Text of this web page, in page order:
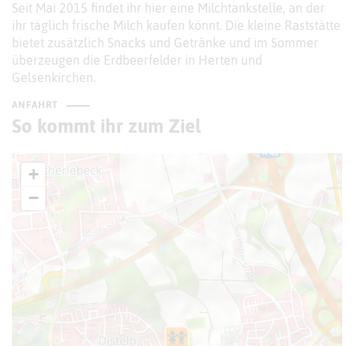
Seit Mai 2015 findet ihr hier eine Milchtankstelle, an der
ihr täglich frische Milch kaufen könnt. Die kleine Raststätte
bietet zusätzlich Snacks und Getränke und im Sommer
überzeugen die Erdbeerfelder in Herten und
Gelsenkirchen.
ANFAHRT
So kommt ihr zum Ziel
+
−